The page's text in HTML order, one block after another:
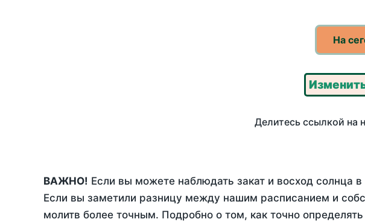
На
Делитесь ссылкой на
ВАЖНО! Если вы можете наблюдать закат и восход солнца
Если вы заметили разницу между нашим расписанием и
молитв более точным. Подробно о том, как точно